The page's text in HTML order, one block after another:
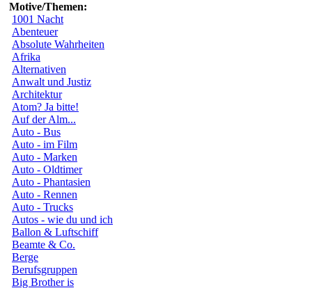
Motive/Themen:
1001 Nacht
Abenteuer
Absolute Wahrheiten
Afrika
Alternativen
Anwalt und Justiz
Architektur
Atom? Ja bitte!
Auf der Alm...
Auto - Bus
Auto - im Film
Auto - Marken
Auto - Oldtimer
Auto - Phantasien
Auto - Rennen
Auto - Trucks
Autos - wie du und ich
Ballon & Luftschiff
Beamte & Co.
Berge
Berufsgruppen
Big Brother is